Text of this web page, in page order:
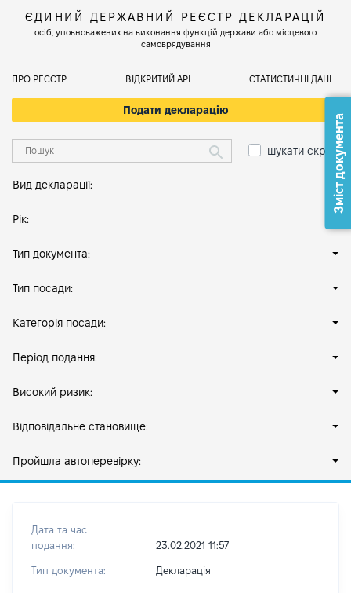
ЄДИНИЙ ДЕРЖАВНИЙ РЕЄСТР ДЕКЛАРАЦІЙ
осіб, уповноважених на виконання функцій держави або місцевого
самоврядування
ПРО РЕЄСТР ВІДКРИТИЙ АРІ СТАТИСТИЧНІ ДАНІ
Подати декларацію
шукати скрізь
Вид декларації:
Рік:
Тип документа:
Тип посади:
Категорія посади:
Період подання:
Високий ризик:
Відповідальне становище:
Пройшла автоперевірку:
Дата та час
подання:
23.02.2021 11:57
Тип документа: Декларація
Зміст документа